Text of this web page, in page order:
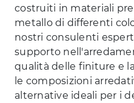
costruiti in materiali
metallo di differenti
nostri consulenti
supporto
qualità delle finiture e
le composizioni
alternative ideali per i